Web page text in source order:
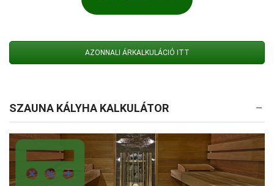
AZONNALI ÁRKALKULÁCIÓ ITT
SZAUNA KÁLYHA KALKULÁTOR